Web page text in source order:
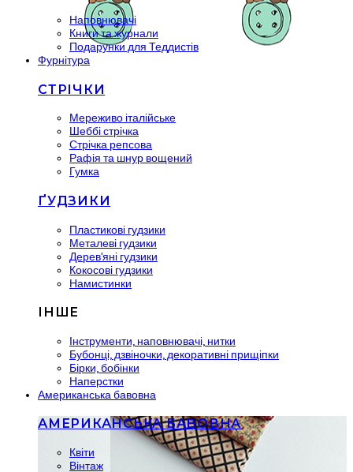
Наповнювачі
Книги та журнали
Подарунки для Теддистів
Фурнітура
СТРІЧКИ
Мереживо італійське
Шеббі стрічка
Стрічка репсова
Рафія та шнур вощений
Гумка
ҐУДЗИКИ
Пластикові гудзики
Металеві гудзики
Дерев'яні гудзики
Кокосові гудзики
Намистинки
ІНШЕ
Інструменти, наповнювачі, нитки
Бубонці, дзвіночки, декоративні прищіпки
Бірки, бобінки
Наперстки
Американська бавовна
АМЕРИКАНСЬКА БАВОВНА
Квіти
Вінтаж